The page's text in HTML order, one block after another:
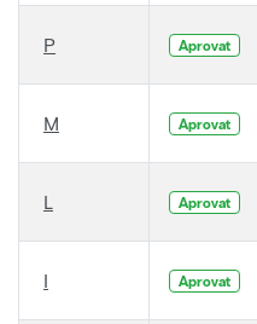
P Aprovat
M Aprovat
L Aprovat
I Aprovat